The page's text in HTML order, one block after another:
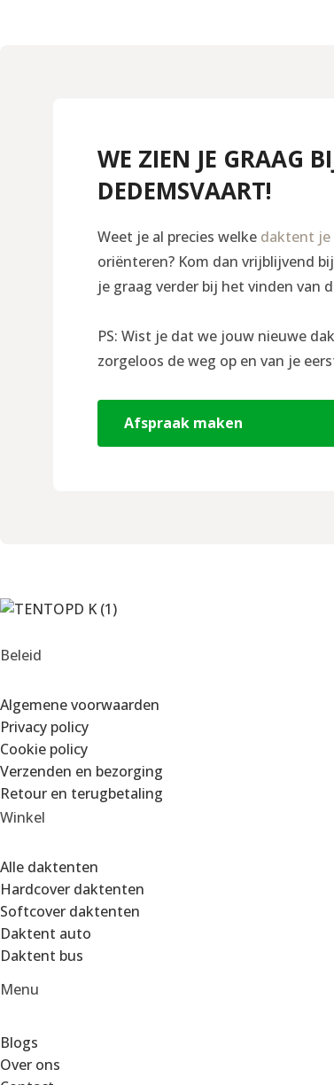
WE ZIEN JE GRAAG
DEDEMSVAART!
Weet je al precies welke daktent je
oriënteren? Kom dan vrijblijvend
je graag verder bij het vinden van
PS: Wist je dat we jouw nieuwe
zorgeloos de weg op en van je
Afspraak maken
Beleid
Algemene voorwaarden
Privacy policy
Cookie policy
Verzenden en bezorging
Retour en terugbetaling
Winkel
Alle daktenten
Hardcover daktenten
Softcover daktenten
Daktent auto
Daktent bus
Menu
Blogs
Over ons